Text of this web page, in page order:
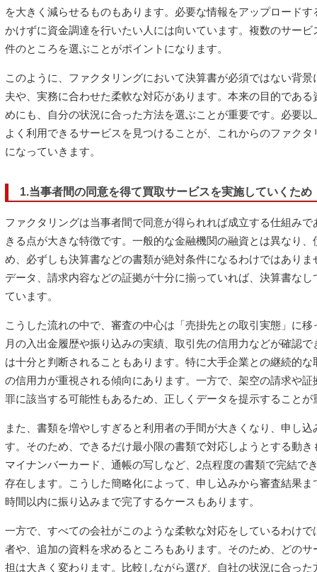
を大きく減らせるものもあります。必要な情報をアップロード
かけずに資金調達を行いたい人には向いています。複数のサー
件のところを選ぶことがポイントになります。
このように、ファクタリングにおいて決算書が必須ではない背
夫や、実務に合わせた柔軟な対応があります。本来の目的であ
めにも、自分の状況に合った方法を選ぶことが重要です。必要
よく利用できるサービスを見つけることが、これからのファク
になっていきます。
1.当事者間の同意を得て買取サービスを実施していくため
ファクタリングは当事者間で同意が得られれば成立する仕組み
きる点が大きな特徴です。一般的な金融機関の融資とは異なり
め、必ずしも決算書などの書類が絶対条件になるわけではあり
データ、請求内容などの証拠が十分に揃っていれば、決算書な
ています。
こうした流れの中で、審査の中心は「売掛先との取引実態」に
月の入出金履歴や振り込みの実績、取引先の信用力などが確認
は十分と判断されることもあります。特に大手企業との継続的
の信用力が重視される傾向にあります。一方で、架空の請求や
罪に該当する可能性もあるため、正しくデータを提示することが
また、書類を増やしすぎると利用者の手間が大きくなり、申し
す。そのため、できるだけ最小限の書類で対応しようとする動
マイナンバーカード、通帳の写しなど、2点程度の書類で完結で
存在します。こうした簡略化によって、申し込みから審査結果
時間以内に振り込みまで完了するケースもあります。
一方で、すべての会社がこのような柔軟な対応をしているわけ
者や、追加の資料を求めるところもあります。そのため、どの
担は大きく変わります。比較しながら選び、自社の状況に合っ